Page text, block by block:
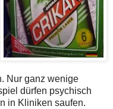
Nur ganz wenige
dürfen psychisch
in Kliniken saufen.